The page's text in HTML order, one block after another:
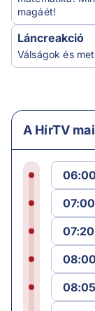
magáét!
Láncreakció
Válságok és
A HírTV
06:00
07:00
07:20
08:00
08:05